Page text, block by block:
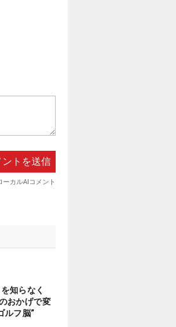
知らなく
おかげで変
ルフ脳”